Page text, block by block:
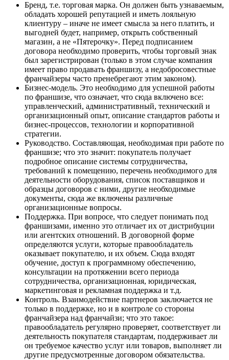
Бренд, т.е. торговая марка. Он должен быть узнаваемым,
обладать хорошей репутацией и иметь лояльную
клиентуру – иначе не имеет смысла за него платить, и
выгодней будет, например, открыть собственный
магазин, а не «Пятерочку». Перед подписанием
договора необходимо проверить, чтобы торговый знак
был зарегистрирован (только в этом случае компания
имеет право продавать франшизу, а недобросовестные
франчайзеры часто пренебрегают этим законом).
Бизнес-модель. Это необходимо для успешной работы
по франшизе, что означает, что сюда включено все:
управленческий, административный, технический и
организационный опыт, описание стандартов работы и
бизнес-процессов, технологии и корпоративной
стратегии.
Руководство. Составляющая, необходимая при работе по
франшизе; что это значит: покупатель получает
подробное описание системы сотрудничества,
требований к помещению, перечень необходимого для
деятельности оборудования, список поставщиков и
образцы договоров с ними, другие необходимые
документы, сюда же включены различные
организационные вопросы.
Поддержка. При вопросе, что следует понимать под
франшизами, именно это отличает их от дистрибуции
или агентских отношений. В договорной форме
определяются услуги, которые правообладатель
оказывает покупателю, и их объем. Сюда входят
обучение, доступ к программному обеспечению,
консультации на протяжении всего периода
сотрудничества, организационная, юридическая,
маркетинговая и рекламная поддержка и т.д.
Контроль. Взаимодействие партнеров заключается не
только в поддержке, но и в контроле со стороны
франчайзера над франчайзи; что это такое:
правообладатель регулярно проверяет, соответствует ли
деятельность покупателя стандартам, поддерживает ли
он требуемое качество услуг или товаров, выполняет ли
другие предусмотренные договором обязательства.